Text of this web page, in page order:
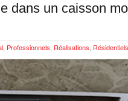
dans un caisson
, Professionnels, Réalisations, Résidentiels